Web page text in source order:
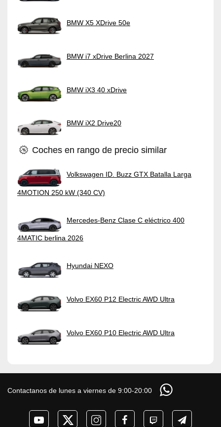
BMW X5 XDrive 50e
BMW i7 xDrive Berlina 2027
BMW iX3 40 xDrive
BMW iX2 Drive20
Coches en rango de precio similar
Volkswagen ID. Buzz GTX Batalla Larga
4MOTION 250 kW (340 CV)
Mercedes-Benz Clase C eléctrico 400
4MATIC berlina 2026
Hyundai NEXO
Volvo EX60 P12 Electric AWD Ultra
Volvo EX60 P10 Electric AWD Ultra
Contactanos de lunes a viernes de 9:00-20:00